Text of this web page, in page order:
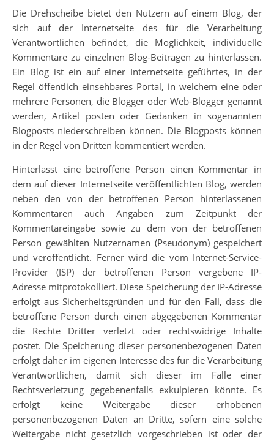
Die Drehscheibe bietet den Nutzern auf einem Blog, der
sich auf der Internetseite des für die Verarbeitung
Verantwortlichen befindet, die Möglichkeit, individuelle
Kommentare zu einzelnen Blog-Beiträgen zu hinterlassen.
Ein Blog ist ein auf einer Internetseite geführtes, in der
Regel öffentlich einsehbares Portal, in welchem eine oder
mehrere Personen, die Blogger oder Web-Blogger genannt
werden, Artikel posten oder Gedanken in sogenannten
Blogposts niederschreiben können. Die Blogposts können
in der Regel von Dritten kommentiert werden.
Hinterlässt eine betroffene Person einen Kommentar in
dem auf dieser Internetseite veröffentlichten Blog, werden
neben den von der betroffenen Person hinterlassenen
Kommentaren auch Angaben zum Zeitpunkt der
Kommentareingabe sowie zu dem von der betroffenen
Person gewählten Nutzernamen (Pseudonym) gespeichert
und veröffentlicht. Ferner wird die vom Internet-Service-
Provider (ISP) der betroffenen Person vergebene IP-
Adresse mitprotokolliert. Diese Speicherung der IP-Adresse
erfolgt aus Sicherheitsgründen und für den Fall, dass die
betroffene Person durch einen abgegebenen Kommentar
die Rechte Dritter verletzt oder rechtswidrige Inhalte
postet. Die Speicherung dieser personenbezogenen Daten
erfolgt daher im eigenen Interesse des für die Verarbeitung
Verantwortlichen, damit sich dieser im Falle einer
Rechtsverletzung gegebenenfalls exkulpieren könnte. Es
erfolgt keine Weitergabe dieser erhobenen
personenbezogenen Daten an Dritte, sofern eine solche
Weitergabe nicht gesetzlich vorgeschrieben ist oder der